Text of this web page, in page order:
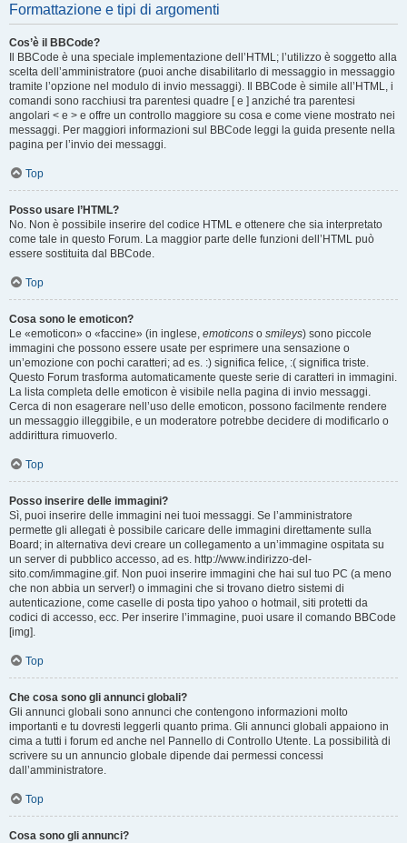
Formattazione e tipi di argomenti
Cos’è il BBCode?
Il BBCode è una speciale implementazione dell’HTML; l’utilizzo è soggetto alla
scelta dell’amministratore (puoi anche disabilitarlo di messaggio in messaggio
tramite l’opzione nel modulo di invio messaggi). Il BBCode è simile all’HTML, i
comandi sono racchiusi tra parentesi quadre [ e ] anziché tra parentesi
angolari < e > e offre un controllo maggiore su cosa e come viene mostrato nei
messaggi. Per maggiori informazioni sul BBCode leggi la guida presente nella
pagina per l’invio dei messaggi.
Top
Posso usare l’HTML?
No. Non è possibile inserire del codice HTML e ottenere che sia interpretato
come tale in questo Forum. La maggior parte delle funzioni dell’HTML può
essere sostituita dal BBCode.
Top
Cosa sono le emoticon?
Le «emoticon» o «faccine» (in inglese, emoticons o smileys) sono piccole
immagini che possono essere usate per esprimere una sensazione o
un’emozione con pochi caratteri; ad es. :) significa felice, :( significa triste.
Questo Forum trasforma automaticamente queste serie di caratteri in immagini.
La lista completa delle emoticon è visibile nella pagina di invio messaggi.
Cerca di non esagerare nell’uso delle emoticon, possono facilmente rendere
un messaggio illeggibile, e un moderatore potrebbe decidere di modificarlo o
addirittura rimuoverlo.
Top
Posso inserire delle immagini?
Sì, puoi inserire delle immagini nei tuoi messaggi. Se l’amministratore
permette gli allegati è possibile caricare delle immagini direttamente sulla
Board; in alternativa devi creare un collegamento a un’immagine ospitata su
un server di pubblico accesso, ad es. http://www.indirizzo-del-
sito.com/immagine.gif. Non puoi inserire immagini che hai sul tuo PC (a meno
che non abbia un server!) o immagini che si trovano dietro sistemi di
autenticazione, come caselle di posta tipo yahoo o hotmail, siti protetti da
codici di accesso, ecc. Per inserire l’immagine, puoi usare il comando BBCode
[img].
Top
Che cosa sono gli annunci globali?
Gli annunci globali sono annunci che contengono informazioni molto
importanti e tu dovresti leggerli quanto prima. Gli annunci globali appaiono in
cima a tutti i forum ed anche nel Pannello di Controllo Utente. La possibilità di
scrivere su un annuncio globale dipende dai permessi concessi
dall’amministratore.
Top
Cosa sono gli annunci?